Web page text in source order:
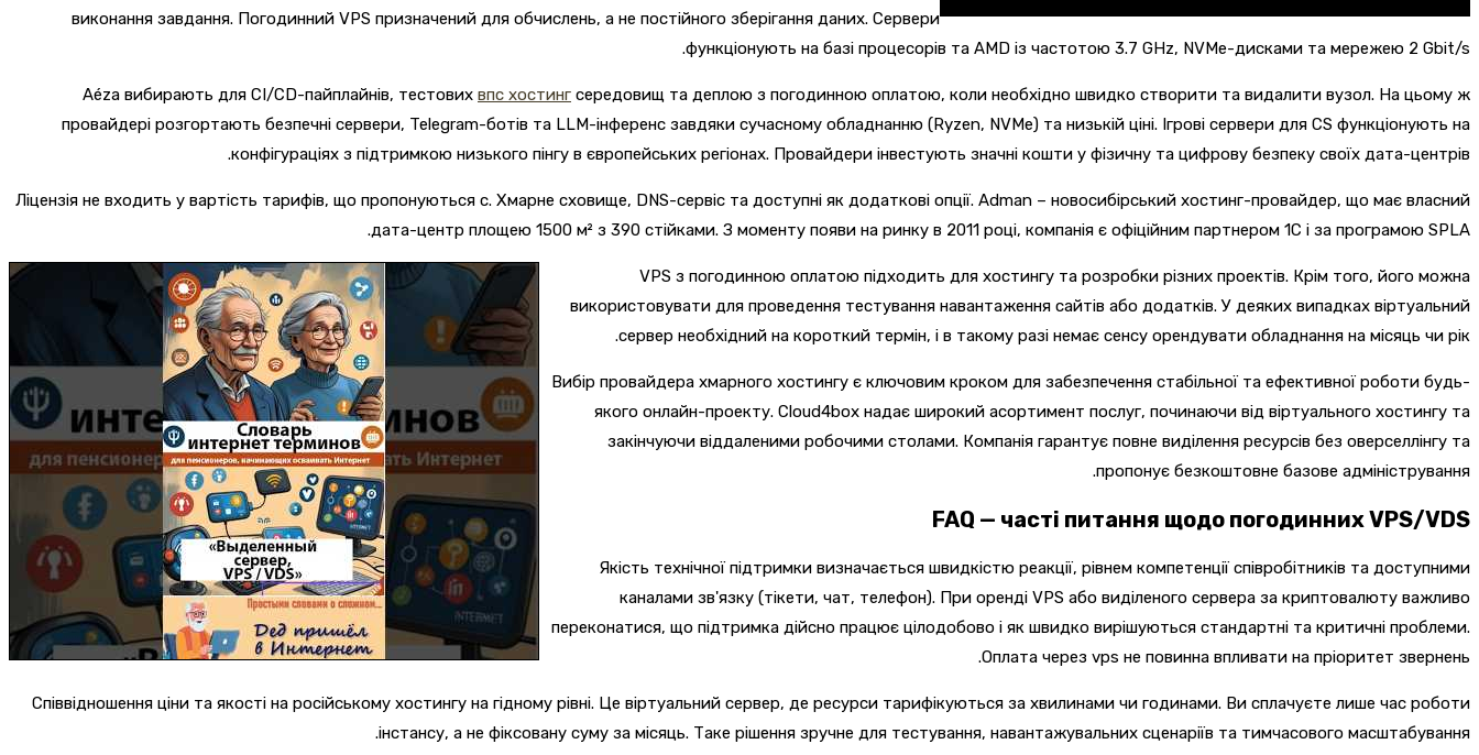
виконання завдання. Погодинний VPS призначений для обчислень, а не постійного зберігання даних. Сервери
функціонують на базі процесорів та AMD із частотою 3.7 GHz, NVMe-дисками та мережею 2 Gbit/s.
Aéza вибирають для CI/CD-пайплайнів, тестових впс хостинг середовищ та деплою з погодинною оплатою, коли необхідно швидко створити та видалити вузол. На цьому ж
провайдері розгортають безпечні сервери, Telegram-ботів та LLM-інференс завдяки сучасному обладнанню (Ryzen, NVMe) та низькій ціні. Ігрові сервери для CS функціонують на
конфігураціях з підтримкою низького пінгу в європейських регіонах. Провайдери інвестують значні кошти у фізичну та цифрову безпеку своїх дата-центрів.
Ліцензія не входить у вартість тарифів, що пропонуються с. Хмарне сховище, DNS-сервіс та доступні як додаткові опції. Adman – новосибірський хостинг-провайдер, що має власний
дата-центр площею 1500 м² з 390 стійками. З моменту появи на ринку в 2011 році, компанія є офіційним партнером 1С і за програмою SPLA.
VPS з погодинною оплатою підходить для хостингу та розробки різних проектів. Крім того, його можна
використовувати для проведення тестування навантаження сайтів або додатків. У деяких випадках віртуальний
сервер необхідний на короткий термін, і в такому разі немає сенсу орендувати обладнання на місяць чи рік.
Вибір провайдера хмарного хостингу є ключовим кроком для забезпечення стабільної та ефективної роботи будь-
якого онлайн-проекту. Cloud4box надає широкий асортимент послуг, починаючи від віртуального хостингу та
закінчуючи віддаленими робочими столами. Компанія гарантує повне виділення ресурсів без оверселлінгу та
пропонує безкоштовне базове адміністрування.
FAQ — часті питання щодо погодинних VPS/VDS
Якість технічної підтримки визначається швидкістю реакції, рівнем компетенції співробітників та доступними
каналами зв'язку (тікети, чат, телефон). При оренді VPS або виділеного сервера за криптовалюту важливо
переконатися, що підтримка дійсно працює цілодобово і як швидко вирішуються стандартні та критичні проблеми.
Оплата через vps не повинна впливати на пріоритет звернень.
Співвідношення ціни та якості на російському хостингу на гідному рівні. Це віртуальний сервер, де ресурси тарифікуються за хвилинами чи годинами. Ви сплачуєте лише час роботи
інстансу, а не фіксовану суму за місяць. Таке рішення зручне для тестування, навантажувальних сценаріїв та тимчасового масштабування.